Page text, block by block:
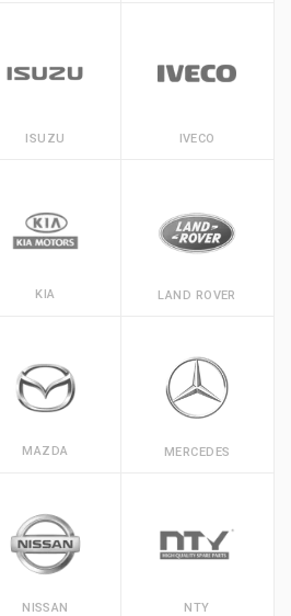
ISUZU IVECO
KIA LAND ROVER
MAZDA MERCEDES
NISSAN NTY